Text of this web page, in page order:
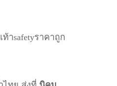
ท้าsafetyราคาถูก